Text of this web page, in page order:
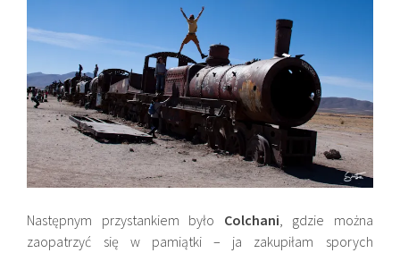
Następnym przystankiem było Colchani, gdzie można
zaopatrzyć się w pamiątki – ja zakupiłam sporych